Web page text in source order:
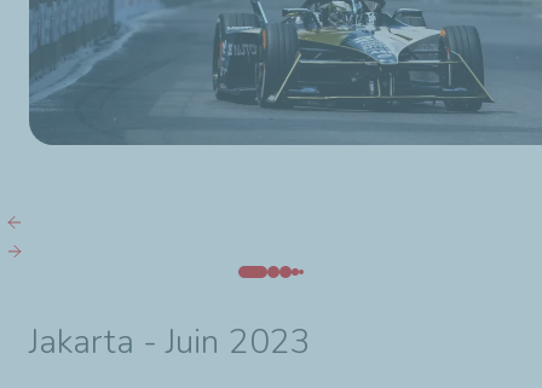
Jakarta - Juin 2023